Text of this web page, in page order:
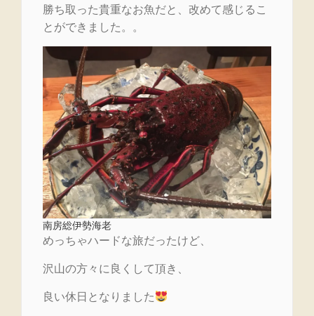
勝ち取った貴重なお魚だと、改めて感じるこ
とができました。。
南房総伊勢海老
めっちゃハードな旅だったけど、
沢山の方々に良くして頂き、
良い休日となりました